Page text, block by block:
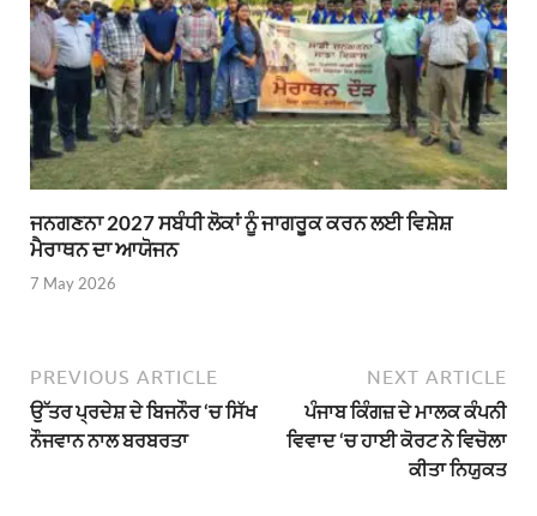
ਜਨਗਣਨਾ 2027 ਸਬੰਧੀ ਲੋਕਾਂ ਨੂੰ ਜਾਗਰੂਕ ਕਰਨ ਲਈ ਵਿਸ਼ੇਸ਼
ਮੈਰਾਥਨ ਦਾ ਆਯੋਜਨ
7 May 2026
PREVIOUS ARTICLE
ਉੱਤਰ ਪ੍ਰਦੇਸ਼ ਦੇ ਬਿਜਨੌਰ ‘ਚ ਸਿੱਖ
ਨੌਜਵਾਨ ਨਾਲ ਬਰਬਰਤਾ
NEXT ARTICLE
ਪੰਜਾਬ ਕਿੰਗਜ਼ ਦੇ ਮਾਲਕ ਕੰਪਨੀ
ਵਿਵਾਦ ‘ਚ ਹਾਈ ਕੋਰਟ ਨੇ ਵਿਚੋਲਾ
ਕੀਤਾ ਨਿਯੁਕਤ